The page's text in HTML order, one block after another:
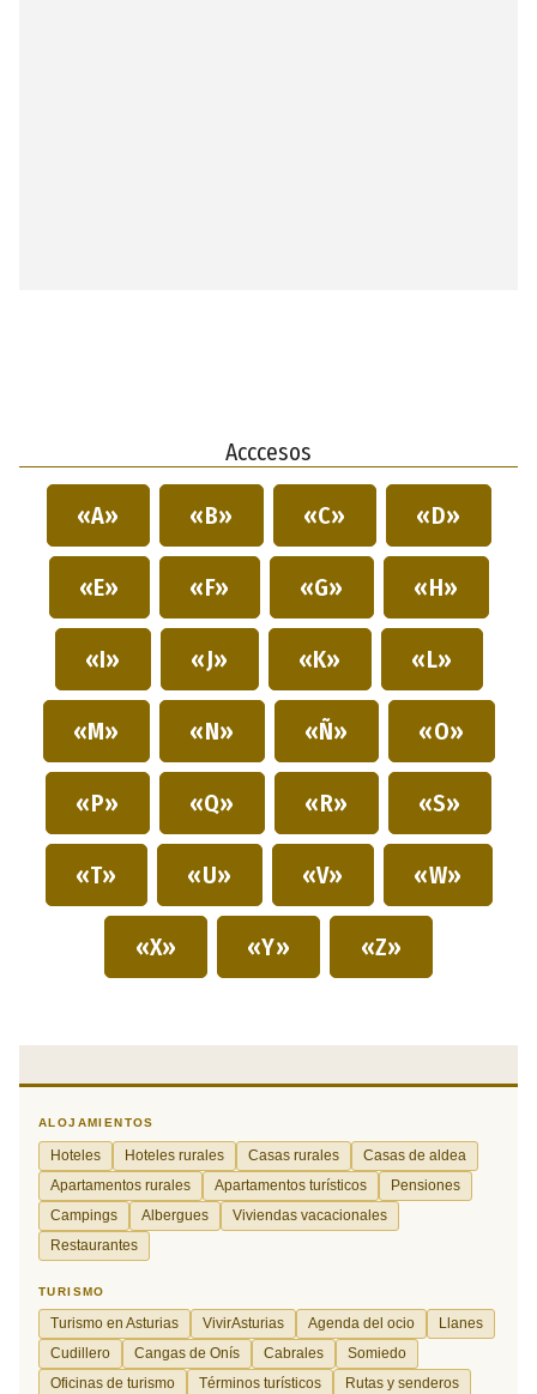
Acccesos
«A» «B» «C» «D»
«E» «F» «G» «H»
«I» «J» «K» «L»
«M» «N» «Ñ» «O»
«P» «Q» «R» «S»
«T» «U» «V» «W»
«X» «Y» «Z»